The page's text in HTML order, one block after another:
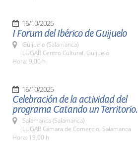
16/10/2025
I Forum del Ibérico de Guijuelo
Guijuelo (Salamanca)
LUGAR Centro Cultural. Guijuelo
Hora: 9,00 h
16/10/2025
Celebración de la actividad del
programa Catando un Territorio.
Salamanca (Salamanca)
LUGAR Cámara de Comercio. Salamanca
Hora: 19,00 h